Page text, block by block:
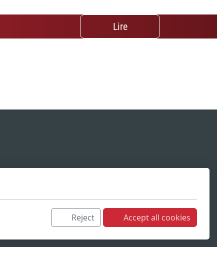
Lire
Reject Accept all cookies